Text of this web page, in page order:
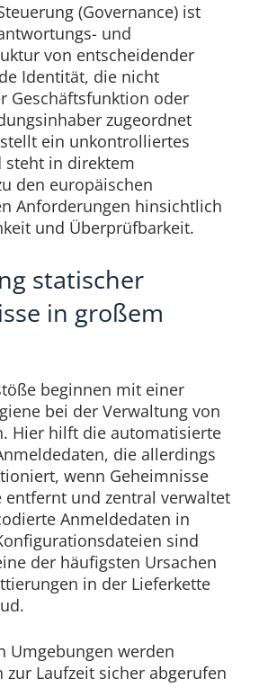
(Governance) ist
und
von entscheidender
Identität, die nicht
Geschäftsfunktion oder
zugeordnet
ein unkontrolliertes
steht in direktem
den europäischen
Anforderungen hinsichtlich
und Überprüfbarkeit.
statischer
in großem
beginnen mit einer
bei der Verwaltung von
Hier hilft die automatisierte
die allerdings
wenn Geheimnisse
entfernt und zentral verwaltet
Anmeldedaten in
sind
der häufigsten Ursachen
in der Lieferkette
Umgebungen werden
zur Laufzeit sicher abgerufen